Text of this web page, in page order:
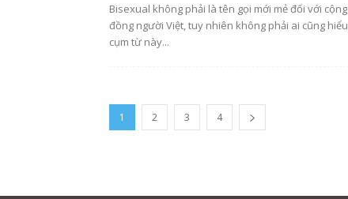
Bisexual không phải là tên gọi mới mẻ đối với cộng
đồng người Việt, tuy nhiên không phải ai cũng hiểu
cụm từ này...
1 2 3 4